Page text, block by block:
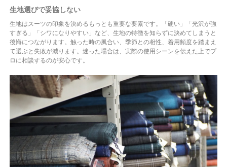
生地選びで妥協しない
生地はスーツの印象を決めるもっとも重要な要素です。「硬い」「光沢が強
すぎる」「シワになりやすい」など、生地の特徴を知らずに決めてしまうと
後悔につながります。触った時の風合い、季節との相性、着用頻度を踏まえ
て選ぶと失敗が減ります。迷った場合は、実際の使用シーンを伝えた上でプ
ロに相談するのが安心です。